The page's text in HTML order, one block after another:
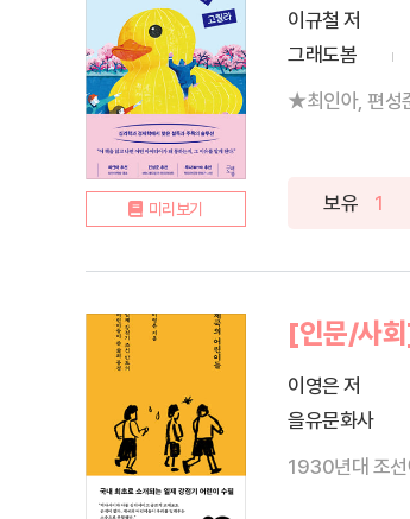
미리보기
이규철 저
그래도봄
보유 1
[인문/사
이영은 저
을유문화사
1930년대 조선